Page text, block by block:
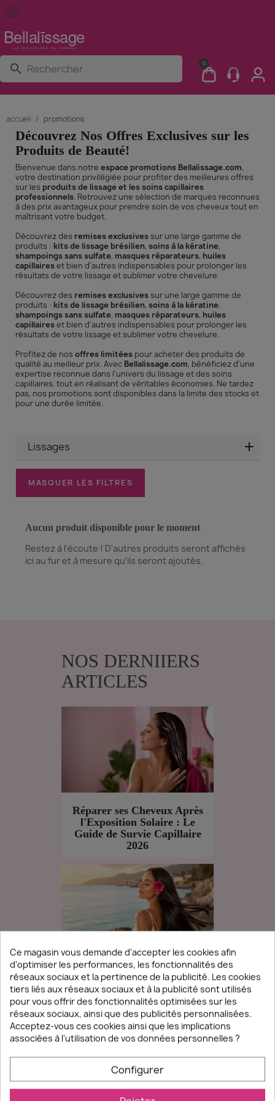
search 0
accueil promotions
Découvrez Nos Offres Exclusives sur les
Produits de Beauté!
Bienvenue dans notre espace promotions Bellalissage.com,
votre destination privilégiée pour profiter des meilleures offres
sur les produits de lissage et les soins capillaires
professionnels. Retrouvez une sélection de marques reconnues
à des prix avantageux pour prendre soin de vos cheveux tout en
maîtrisant votre budget.
Découvrez des remises exclusivessur une large gamme de
produits : kits de lissage brésilien, soins à la kératine,
shampoings sans sulfate, masques réparateurs, huiles
capillaireset bien d'autres indispensables pour prolonger les
résultats de votre lissage et sublimer votre chevelure.
Découvrez des remises exclusivessur une large gamme de
produits : kits de lissage brésilien, soins à la kératine,
shampoings sans sulfate, masques réparateurs, huiles
capillaireset bien d'autres indispensables pour prolonger les
résultats de votre lissage et sublimer votre chevelure.
Profitez de nos offres limitées pour acheter des produits de
qualité au meilleur prix. Avec Bellalissage.com, bénéficiez d'une
expertise reconnue dans l'univers du lissage et des soins
capillaires, tout en réalisant de véritables économies. Ne tardez
pas, nos promotions sont disponibles dans la limite des stocks et
pour une durée limitée.
Lissages
MASQUER LES FILTRES
Aucun produit disponible pour le moment
Restez à l'écoute ! D'autres produits seront affichés
ici au fur et à mesure qu'ils seront ajoutés.
NOS DERNIIERS
ARTICLES
Réparer ses Cheveux Après
l'Exposition Solaire : Le
Guide de Survie Capillaire
2026
Lissage Brésilien : Comment
le Garder Parfait à la Plage
en 2026 ?
Ce magasin vous demande d'accepter les cookies afin
d'optimiser les performances, les fonctionnalités des
réseaux sociaux et la pertinence de la publicité. Les cookies
tiers liés aux réseaux sociaux et à la publicité sont utilisés
pour vous offrir des fonctionnalités optimisées sur les
réseaux sociaux, ainsi que des publicités personnalisées.
Acceptez-vous ces cookies ainsi que les implications
associées à l'utilisation de vos données personnelles ?
Configurer